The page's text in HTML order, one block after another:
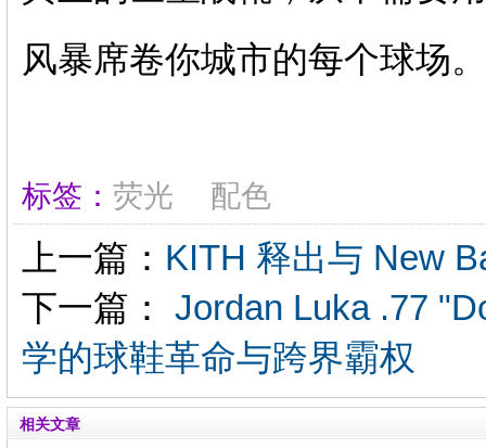
风暴席卷你城市的每个球场。
标签： 荧光 配色
上一篇： KITH 释出与 New
下一篇：
Jordan Luka .77
学的球鞋革命与跨界霸权
相关文章